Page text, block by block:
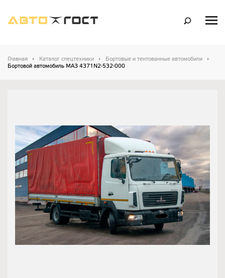
Главная Каталог спецтехники
Бортовые и тентованные автомобили
Бортовой автомобиль МАЗ 4371N2-532-000